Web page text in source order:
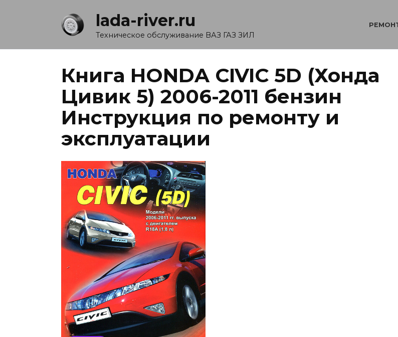
lada-river.ru
Техническое обслуживание ВАЗ ГАЗ ЗИЛ
Книга HONDA CIVIC 5D (Хонда
Цивик 5) 2006-2011 бензин
Инструкция по ремонту и
эксплуатации